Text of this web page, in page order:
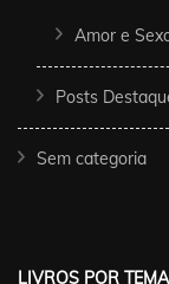
Amor e
Posts
Sem categoria
LIVROS POR